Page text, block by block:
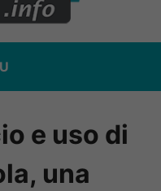
e uso di
una